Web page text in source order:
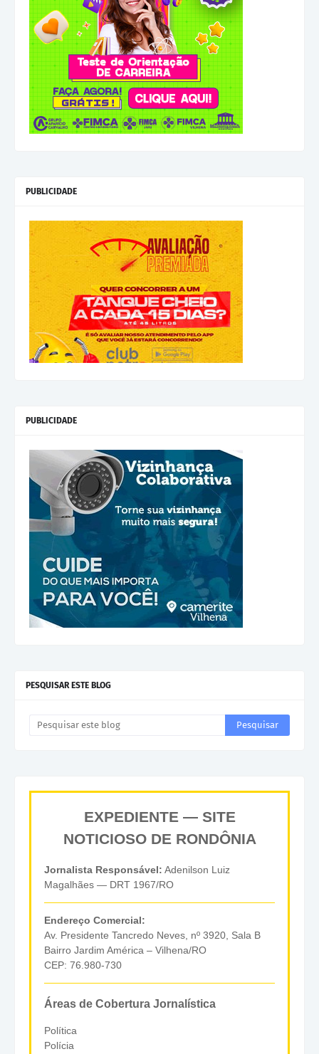
PUBLICIDADE
PUBLICIDADE
PESQUISAR ESTE BLOG
EXPEDIENTE — SITE
NOTICIOSO DE RONDÔNIA
Jornalista Responsável: Adenilson Luiz
Magalhães — DRT 1967/RO
Endereço Comercial:
Av. Presidente Tancredo Neves, nº 3920, Sala B
Bairro Jardim América – Vilhena/RO
CEP: 76.980-730
Áreas de Cobertura Jornalística
Política
Polícia